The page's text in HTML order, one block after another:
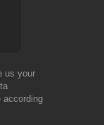
us your
according